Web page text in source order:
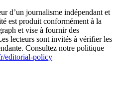
d’un journalisme indépendant et
est produit conformément à la
et vise à fournir des
lecteurs sont invités à vérifier les
Consultez notre politique
editorial-policy